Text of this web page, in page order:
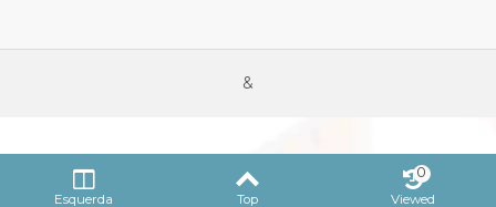
&
Esquerda Top Viewed
0